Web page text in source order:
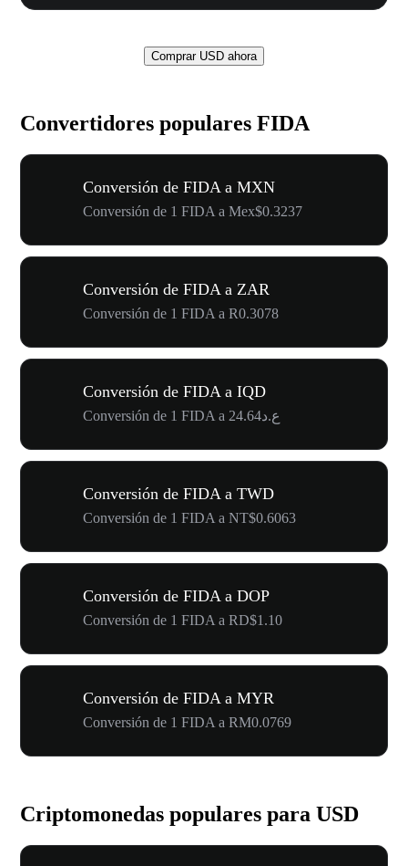
Comprar USD ahora
Convertidores populares FIDA
Conversión de FIDA a MXN
Conversión de 1 FIDA a Mex$0.3237
Conversión de FIDA a ZAR
Conversión de 1 FIDA a R0.3078
Conversión de FIDA a IQD
Conversión de 1 FIDA a ع.د24.64
Conversión de FIDA a TWD
Conversión de 1 FIDA a NT$0.6063
Conversión de FIDA a DOP
Conversión de 1 FIDA a RD$1.10
Conversión de FIDA a MYR
Conversión de 1 FIDA a RM0.0769
Criptomonedas populares para USD